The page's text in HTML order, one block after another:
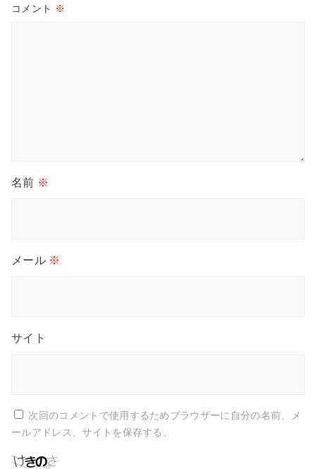
コメント ※
名前 ※
メール ※
サイト
次回のコメントで使用するためブラウザーに自分の名前、メ
ールアドレス、サイトを保存する。